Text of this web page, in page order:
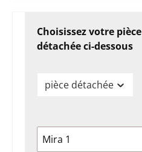
Choisissez votre pièce
détachée ci-dessous
pièce détachée
Mira 1